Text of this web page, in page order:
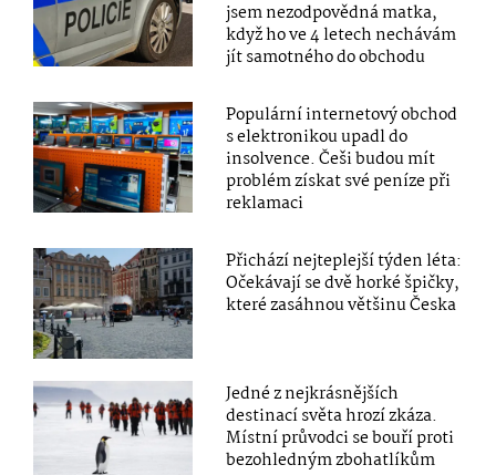
jsem nezodpovědná matka,
když ho ve 4 letech nechávám
jít samotného do obchodu
Populární internetový obchod
s elektronikou upadl do
insolvence. Češi budou mít
problém získat své peníze při
reklamaci
Přichází nejteplejší týden léta:
Očekávají se dvě horké špičky,
které zasáhnou většinu Česka
Jedné z nejkrásnějších
destinací světa hrozí zkáza.
Místní průvodci se bouří proti
bezohledným zbohatlíkům